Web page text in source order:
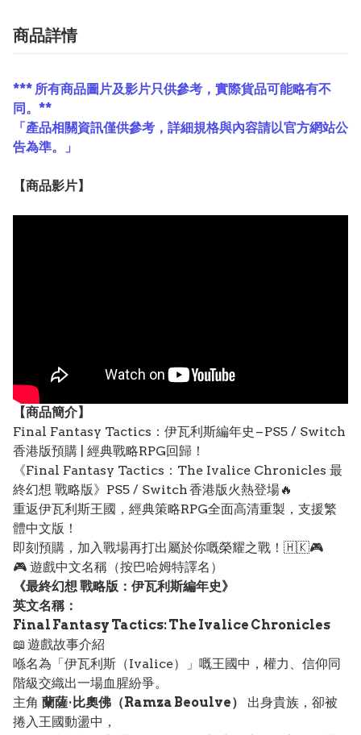
商品詳情
*** 所有商品圖片及影片只供參考，實際貨品可能略有不
同。**
「產品相關資訊僅供參考，詳細規格與內容請以官方網站公
告為準。」
【商品影片】
【商品簡介】
Final Fantasy Tactics：伊瓦利斯編年史 – PS5 / Switch
香港版預購 | 經典戰略RPG回歸！
《Final Fantasy Tactics：The Ivalice Chronicles 最
終幻想 戰略版》PS5 / Switch 香港版火熱登場🔥
重返伊瓦利斯王國，經典策略RPG全面高清重製，支援繁
體中文版！
即刻預購，加入戰場再打出屬於你嘅榮耀之戰！🇭🇰🎮
🎮 遊戲中文名稱（按巴哈姆特譯名）
《最終幻想 戰略版：伊瓦利斯編年史》
英文名稱：
Final Fantasy Tactics: The Ivalice Chronicles
📖 遊戲故事介紹
喺名為「伊瓦利斯（Ivalice）」嘅王國中，權力、信仰同
階級交織出一場血腥紛爭。
主角 蘭薩·比奧佛（Ramza Beoulve）
出身貴族，卻被
捲入王國動盪中，